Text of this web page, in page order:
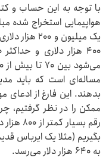
با توجه به این حساب و
هواپیمایی استخراج شده
یک میلیون
مساله‌ای است که باید
بدهند. این فارغ از ادعای
ممکن را در نظر گرفتیم،
رقم
به ۶۴۰ هزار دلار می‌رسد.